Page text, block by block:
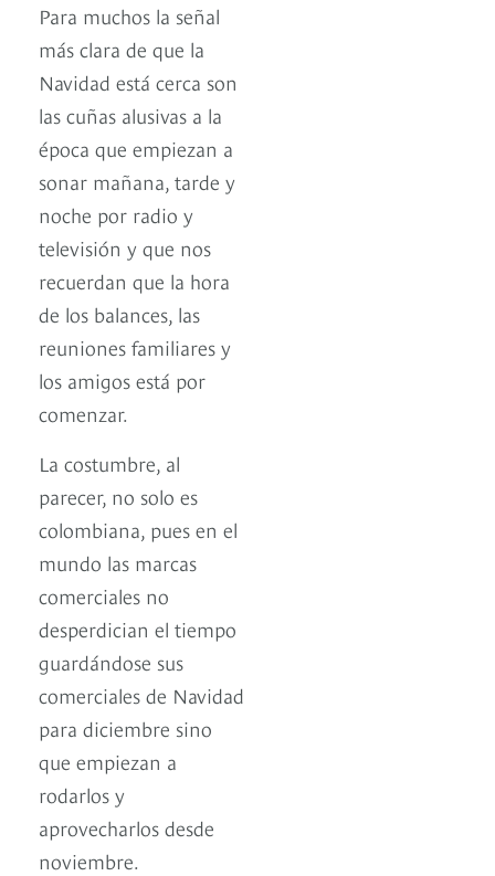
Para muchos la señal
más clara de que la
Navidad está cerca son
las cuñas alusivas a la
época que empiezan a
sonar mañana, tarde y
noche por radio y
televisión y que nos
recuerdan que la hora
de los balances, las
reuniones familiares y
los amigos está por
comenzar.
La costumbre, al
parecer, no solo es
colombiana, pues en el
mundo las marcas
comerciales no
desperdician el tiempo
guardándose sus
comerciales de Navidad
para diciembre sino
que empiezan a
rodarlos y
aprovecharlos desde
noviembre.